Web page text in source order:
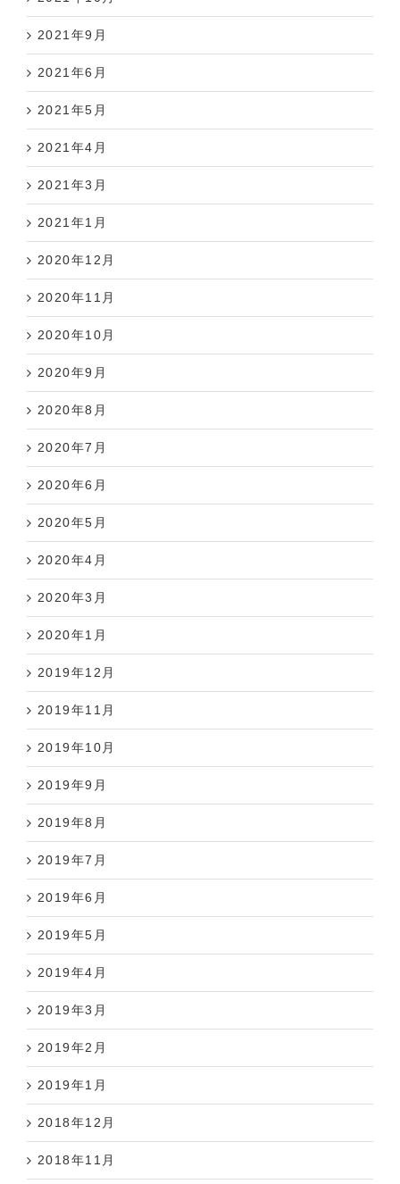
2021年9月
2021年6月
2021年5月
2021年4月
2021年3月
2021年1月
2020年12月
2020年11月
2020年10月
2020年9月
2020年8月
2020年7月
2020年6月
2020年5月
2020年4月
2020年3月
2020年1月
2019年12月
2019年11月
2019年10月
2019年9月
2019年8月
2019年7月
2019年6月
2019年5月
2019年4月
2019年3月
2019年2月
2019年1月
2018年12月
2018年11月